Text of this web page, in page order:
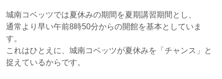
城南コベッツでは夏休みの期間を夏期講習期間とし、
通常より早い午前8時50分からの開館を基本としていま
す。
これはひとえに、城南コベッツが夏休みを「チャンス」と
捉えているからです。